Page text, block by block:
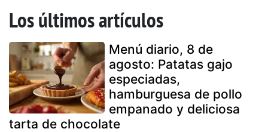
Los últimos artículos
Menú diario, 8 de
agosto: Patatas gajo
especiadas,
hamburguesa de pollo
empanado y deliciosa
tarta de chocolate